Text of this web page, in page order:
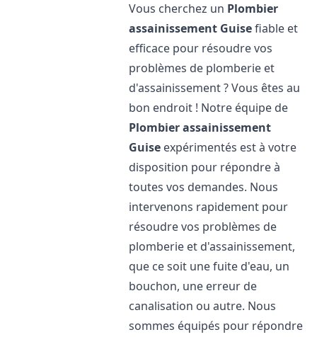
Vous cherchez un Plombier
assainissement Guisefiable et
efficace pour résoudre vos
problèmes de plomberie et
d'assainissement ? Vous êtes au
bon endroit ! Notre équipe de
Plombier assainissement
Guise expérimentés est à votre
disposition pour répondre à
toutes vos demandes. Nous
intervenons rapidement pour
résoudre vos problèmes de
plomberie et d'assainissement,
que ce soit une fuite d'eau, un
bouchon, une erreur de
canalisation ou autre. Nous
sommes équipés pour répondre